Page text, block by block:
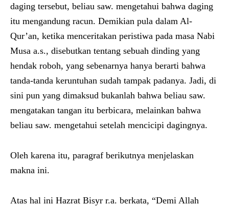
daging tersebut, beliau saw. mengetahui bahwa daging
itu mengandung racun. Demikian pula dalam Al-
Qur’an, ketika menceritakan peristiwa pada masa Nabi
Musa a.s., disebutkan tentang sebuah dinding yang
hendak roboh, yang sebenarnya hanya berarti bahwa
tanda-tanda keruntuhan sudah tampak padanya. Jadi, di
sini pun yang dimaksud bukanlah bahwa beliau saw.
mengatakan tangan itu berbicara, melainkan bahwa
beliau saw. mengetahui setelah mencicipi dagingnya.
Oleh karena itu, paragraf berikutnya menjelaskan
makna ini.
Atas hal ini Hazrat Bisyr r.a. berkata, “Demi Allah